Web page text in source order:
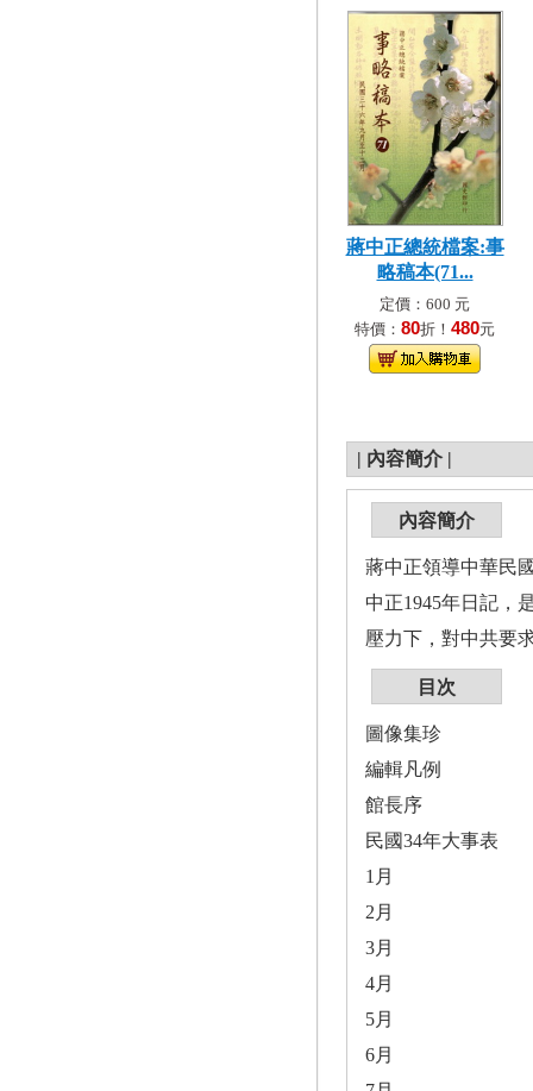
蔣中正總統檔案:事
略稿本(71...
定價：600 元
特價： 80折！ 480元
| 內容簡介 |
內容簡介
蔣中正領導中華民
中正1945年日記，
壓力下，對中共要
目次
圖像集珍
編輯凡例
館長序
民國34年大事表
1月
2月
3月
4月
5月
6月